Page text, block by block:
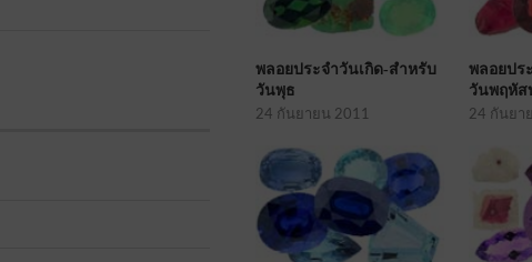
พลอยประจำวันเกิด-สำหรับ
วันพุธ
24 กันยายน 2011
พลอยปร
วันพฤหัส
24 กันยา